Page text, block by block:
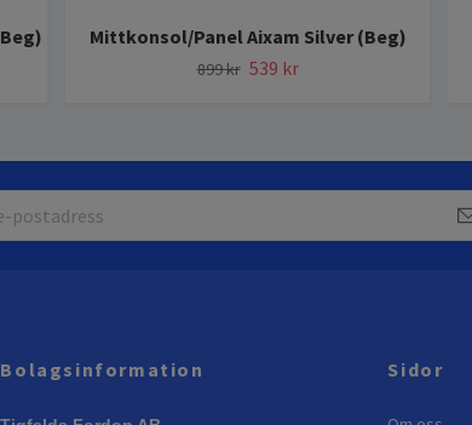
Mittkonsol/Panel Aixam Silver (Beg)
899 kr 539 kr
Bolagsinformation
Sidor